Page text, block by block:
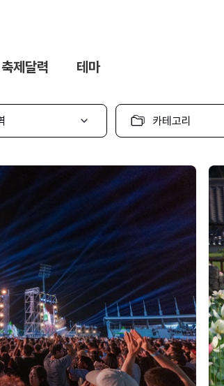
축제달력 테마
카
고
선
택